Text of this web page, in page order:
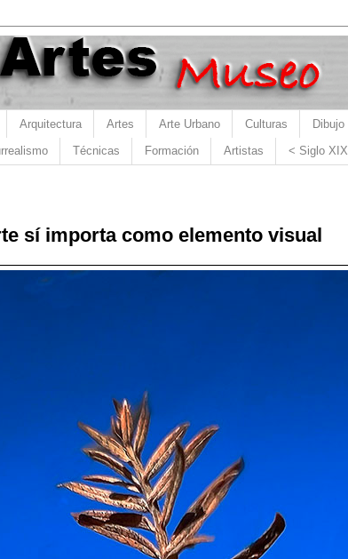
Arquitectura Artes Arte Urbano Culturas Dibujo
Técnicas Formación Artistas < Siglo XIX
sí importa como elemento visual